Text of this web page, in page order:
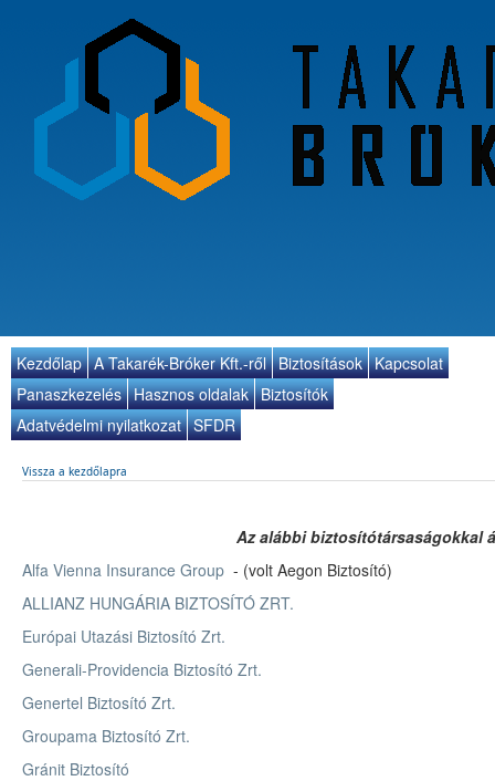
Kezdőlap A Takarék-Bróker Kft.-ről Biztosítások Kapcsolat
Panaszkezelés Hasznos oldalak Biztosítók
Adatvédelmi nyilatkozat SFDR
Biztosítók
Vissza a kezdőlapra
Az alábbi biztosítótársaságokkal
Alfa Vienna Insurance Group - (volt Aegon Biztosító)
ALLIANZ HUNGÁRIA BIZTOSÍTÓ ZRT.
Európai Utazási Biztosító Zrt.
Generali-Providencia Biztosító Zrt.
Genertel Biztosító Zrt.
Groupama Biztosító Zrt.
Gránit Biztosító